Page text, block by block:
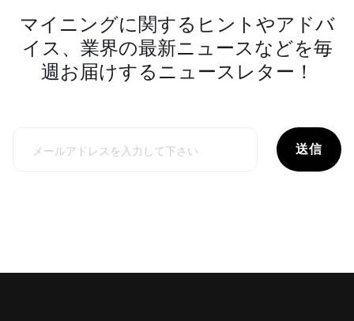
マイニングに関するヒントやアドバ
イス、業界の最新ニュースなどを毎
週お届けするニュースレター！
送信